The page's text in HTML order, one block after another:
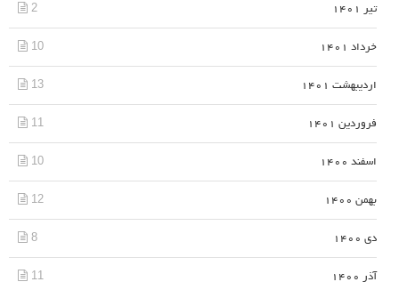
تیر 1401 2
خرداد 1401 10
اردیبهشت 1401 13
فروردین 1401 11
اسفند 1400 10
بهمن 1400 12
دی 1400 8
آذر 1400 11